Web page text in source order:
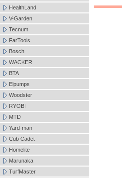
HealthLand
V-Garden
Tecnum
FarTools
Bosch
WACKER
BTA
Elpumps
Woodster
RYOBI
MTD
Yard-man
Cub Cadet
Homelite
Marunaka
TurfMaster